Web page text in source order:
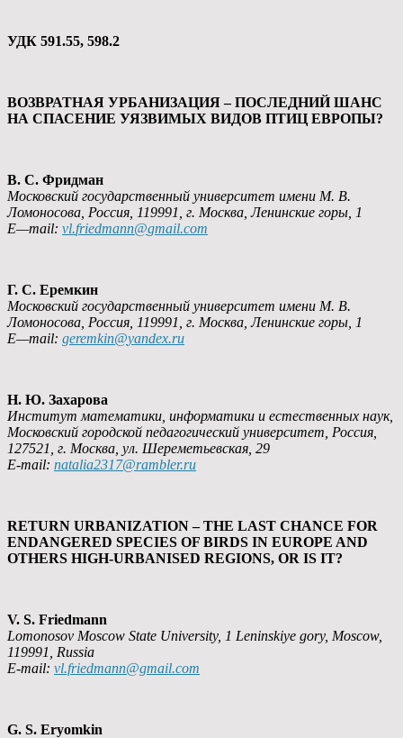
УДК 591.55, 598.2
ВОЗВРАТНАЯ УРБАНИЗАЦИЯ – ПОСЛЕДНИЙ ШАНС
НА СПАСЕНИЕ УЯЗВИМЫХ ВИДОВ ПТИЦ ЕВРОПЫ?
В. С. Фридман
Московский государственный университет имени М. В.
Ломоносова, Россия, 119991, г. Москва, Ленинские горы, 1
E—mail: vl.friedmann@gmail.com
Г. С. Еремкин
Московский государственный университет имени М. В.
Ломоносова, Россия, 119991, г. Москва, Ленинские горы, 1
E—mail: geremkin@yandex.ru
Н. Ю. Захарова
Институт математики, информатики и естественных наук,
Московский городской педагогический университет, Россия,
127521, г. Москва, ул. Шереметьевская , 29
E-mail: natalia2317@rambler.ru
RETURN URBANIZATION – THE LAST CHANCE FOR
ENDANGERED SPECIES OF BIRDS IN EUROPE AND
OTHERS HIGH-URBANISED REGIONS, OR IS IT?
V. S. Friedmann
Lomonosov Moscow State University, 1 Leninskiye gory, Moscow,
119991, Russia
E-mail: vl.friedmann@gmail.com
G. S. Eryomkin